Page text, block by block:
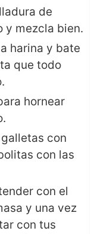
de
y mezcla bien.
harina y bate
que todo
hornear
con
con las
con el
y una vez
con tus